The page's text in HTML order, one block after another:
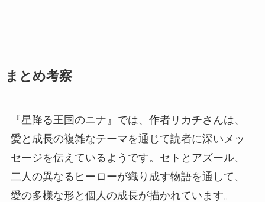
まとめ考察
『星降る王国のニナ』では、作者リカチさんは、
愛と成長の複雑なテーマを通じて読者に深いメッ
セージを伝えているようです。セトとアズール、
二人の異なるヒーローが織り成す物語を通して、
愛の多様な形と個人の成長が描かれています。